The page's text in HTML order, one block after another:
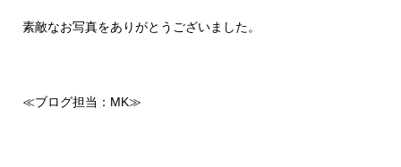
素敵なお写真をありがとうございました。
≪ブログ担当：MK≫